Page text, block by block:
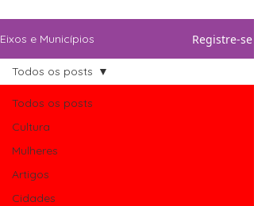
Eixos e Municípios Registre-se
Todos os posts
Cultura
Mulheres
Artigos
Cidades
Todos os posts